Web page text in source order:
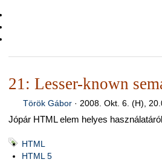
21: Lesser-known
Török Gábor· 2008. Okt. 6. (H),
Jópár HTML elem helyes
HTML
HTML 5